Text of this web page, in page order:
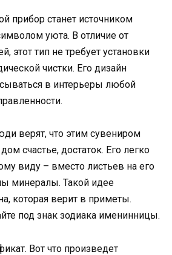
прибор станет источником
уюта. В отличие от
этот тип не требует установки
чистки. Его дизайн
в интерьеры любой
верят, что этим сувениром
счастье, достаток. Его легко
виду – вместо листьев на его
минералы. Такой идее
которая верит в приметы.
под знак зодиака именинницы.
Вот что произведет